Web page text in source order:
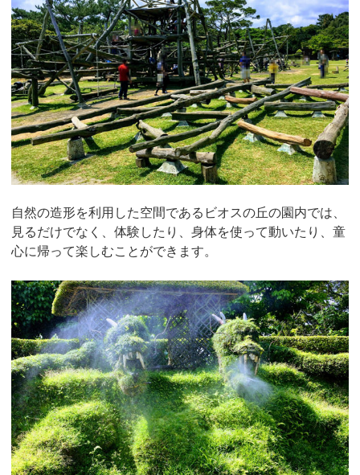
自然の造形を利用した空間であるビオスの丘の園内では、
見るだけでなく、体験したり、身体を使って動いたり、童
心に帰って楽しむことができます。